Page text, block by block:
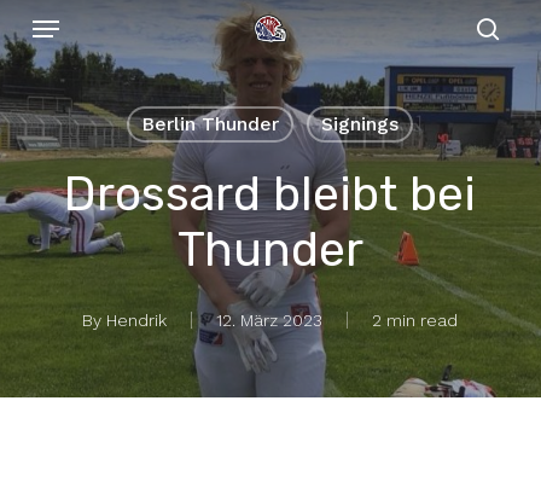
Skip
to
content
Menu
Berlin Thunder Signings
Drossard bleibt bei
Thunder
By Hendrik 12. März 2023 2 min read